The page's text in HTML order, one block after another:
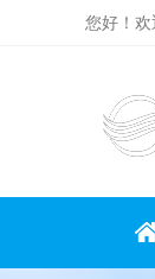
您好！欢